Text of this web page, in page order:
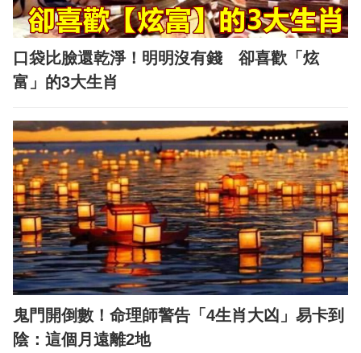
口袋比臉還乾淨！明明沒有錢 卻喜歡「炫
富」的3大生肖
鬼門開倒數！命理師警告「4生肖大凶」易卡到
陰：這個月遠離2地